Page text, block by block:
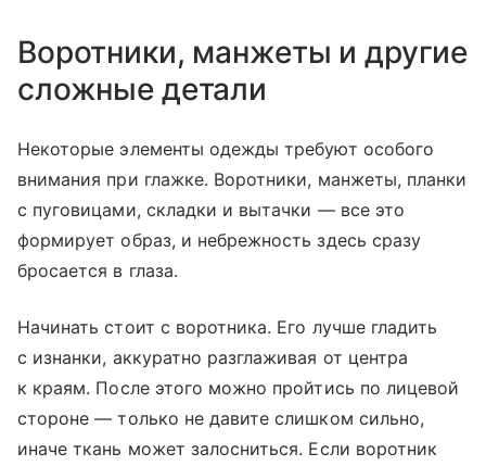
Воротники, манжеты и другие
сложные детали
Некоторые элементы одежды требуют особого
внимания при глажке. Воротники, манжеты, планки
с пуговицами, складки и вытачки — все это
формирует образ, и небрежность здесь сразу
бросается в глаза.
Начинать стоит с воротника. Его лучше гладить
с изнанки, аккуратно разглаживая от центра
к краям. После этого можно пройтись по лицевой
стороне — только не давите слишком сильно,
иначе ткань может залосниться. Если воротник